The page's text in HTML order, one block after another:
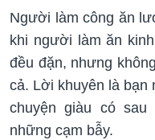
Người làm công ăn
khi người làm ăn
đều đặn, nhưng
cả. Lời khuyên là bạn
chuyện giàu có
những cạm bẫy.